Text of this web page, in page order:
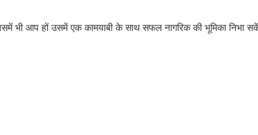
भी आप हों उसमें एक कामयाबी के साथ सफल नागरिक की भूमिका निभा